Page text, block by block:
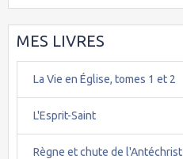
MES LIVRES
La Vie en Église, tomes 1 et 2
L'Esprit-Saint
Règne et chute de l'Antéchrist